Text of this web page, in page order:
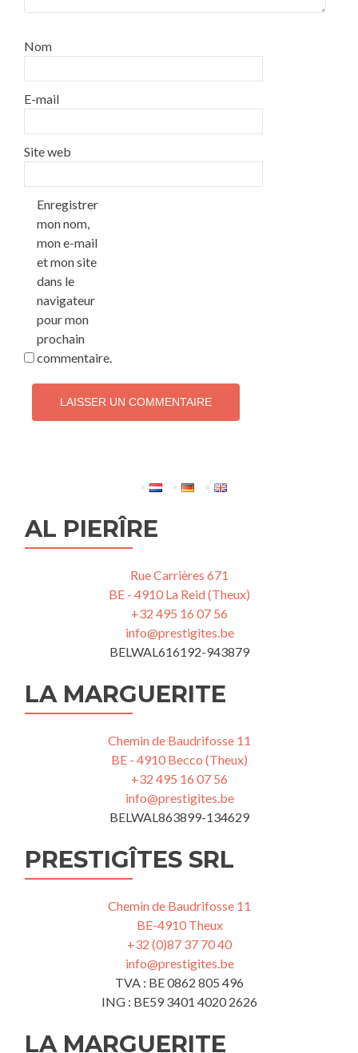
Nom
E-mail
Site web
Enregistrer
mon nom,
mon e-mail
et mon site
dans le
navigateur
pour mon
prochain
commentaire.
AL PIERÎRE
Rue Carrières 671
BE - 4910 La Reid (Theux)
+32 495 16 07 56
info@prestigites.be
BELWAL616192-943879
LA MARGUERITE
Chemin de Baudrifosse 11
BE - 4910 Becco (Theux)
+32 495 16 07 56
info@prestigites.be
BELWAL863899-134629
PRESTIGÎTES SRL
Chemin de Baudrifosse 11
BE-4910 Theux
+32 (0)87 37 70 40
info@prestigites.be
TVA : BE 0862 805 496
ING : BE59 3401 4020 2626
LA MARGUERITE